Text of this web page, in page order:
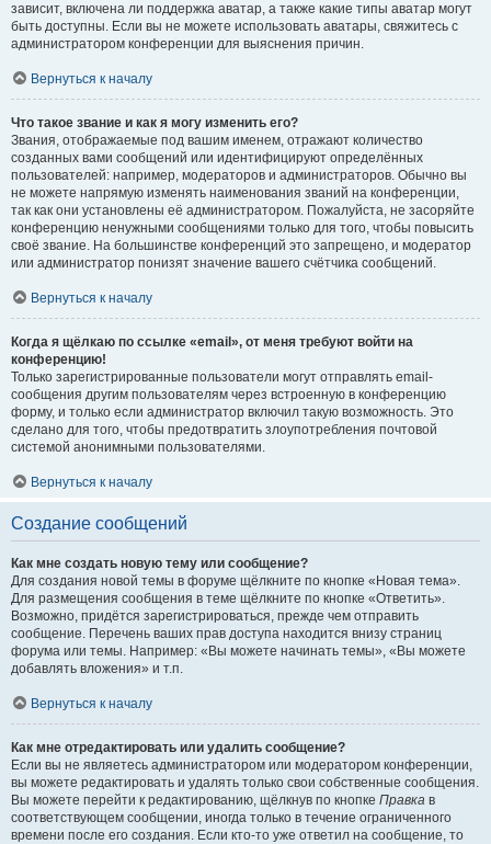
зависит, включена ли поддержка аватар, а также какие типы аватар могут
быть доступны. Если вы не можете использовать аватары, свяжитесь с
администратором конференции для выяснения причин.
Вернуться к началу
Что такое звание и как я могу изменить его?
Звания, отображаемые под вашим именем, отражают количество
созданных вами сообщений или идентифицируют определённых
пользователей: например, модераторов и администраторов. Обычно вы
не можете напрямую изменять наименования званий на конференции,
так как они установлены её администратором. Пожалуйста, не засоряйте
конференцию ненужными сообщениями только для того, чтобы повысить
своё звание. На большинстве конференций это запрещено, и модератор
или администратор понизят значение вашего счётчика сообщений.
Вернуться к началу
Когда я щёлкаю по ссылке «email», от меня требуют войти на
конференцию!
Только зарегистрированные пользователи могут отправлять email-
сообщения другим пользователям через встроенную в конференцию
форму, и только если администратор включил такую возможность. Это
сделано для того, чтобы предотвратить злоупотребления почтовой
системой анонимными пользователями.
Вернуться к началу
Создание сообщений
Как мне создать новую тему или сообщение?
Для создания новой темы в форуме щёлкните по кнопке «Новая тема».
Для размещения сообщения в теме щёлкните по кнопке «Ответить».
Возможно, придётся зарегистрироваться, прежде чем отправить
сообщение. Перечень ваших прав доступа находится внизу страниц
форума или темы. Например: «Вы можете начинать темы», «Вы можете
добавлять вложения» и т.п.
Вернуться к началу
Как мне отредактировать или удалить сообщение?
Если вы не являетесь администратором или модератором конференции,
вы можете редактировать и удалять только свои собственные сообщения.
Вы можете перейти к редактированию, щёлкнув по кнопке Правка в
соответствующем сообщении, иногда только в течение ограниченного
времени после его создания. Если кто-то уже ответил на сообщение, то